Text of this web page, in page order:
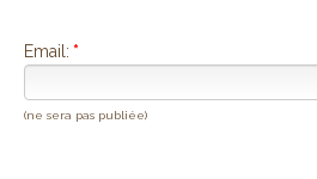
Email: *
(ne sera pas publiée)